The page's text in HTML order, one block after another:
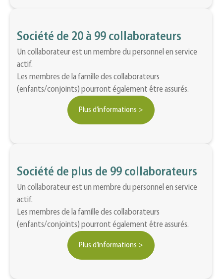
Société de 20 à 99 collaborateurs
Un collaborateur est un membre du personnel en service
actif.
Les membres de la famille des collaborateurs
(enfants/conjoints) pourront également être assurés.
Plus d’informations >
Société de plus de 99 collaborateurs
Un collaborateur est un membre du personnel en service
actif.
Les membres de la famille des collaborateurs
(enfants/conjoints) pourront également être assurés.
Plus d’informations >